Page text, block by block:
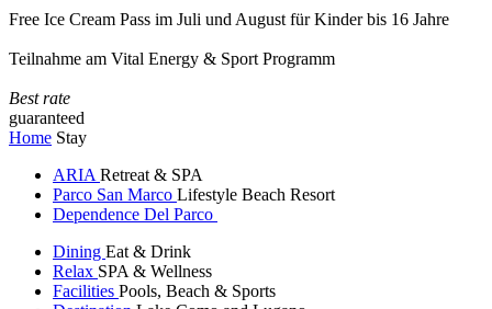
Free Ice Cream Pass im Juli und August für Kinder bis 16 Jahre
Teilnahme am Vital Energy & Sport Programm
Best rate
guaranteed
Home Stay
ARIA Retreat & SPA
Parco San Marco Lifestyle Beach Resort
Dependence Del Parco
Dining Eat & Drink
Relax SPA & Wellness
Facilities Pools, Beach & Sports